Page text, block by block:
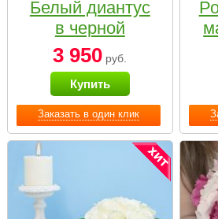
Заказать в один клик
Белый диантус
в черной
коробке Small
3 950 руб.
Купить